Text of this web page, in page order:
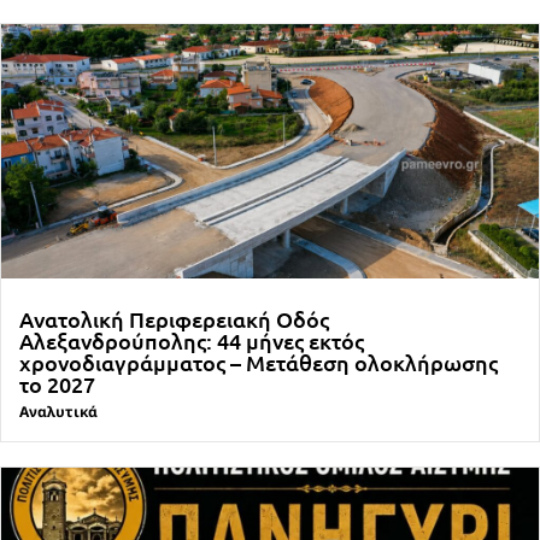
Ανατολική Περιφερειακή Οδός
Αλεξανδρούπολης: 44 μήνες εκτός
χρονοδιαγράμματος – Μετάθεση ολοκλήρωσης
το 2027
Αναλυτικά